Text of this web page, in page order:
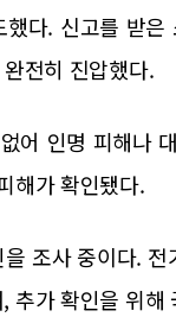
다. 신고를 받
전히 진압했다.
어 인명 피해나
해가 확인됐다.
조사 중이다.
추가 확인을 위